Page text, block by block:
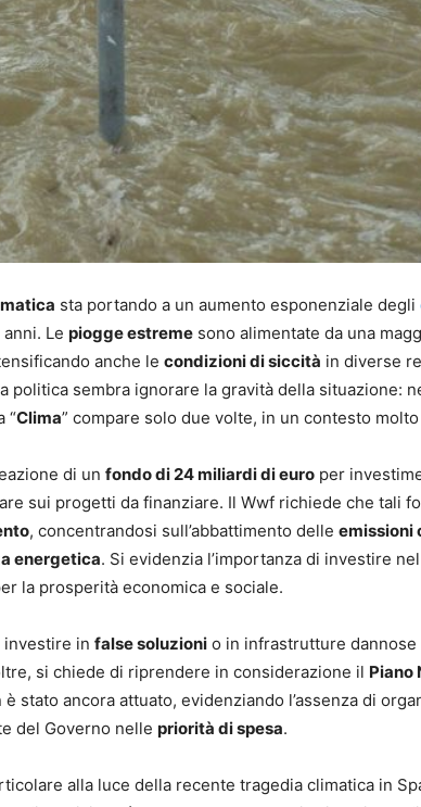
sta portando a un aumento esponenziale degli
Le piogge estreme sono alimentate da una
anche le condizioni di siccità in diverse
politica sembra ignorare la gravità della situazione:
“Clima” compare solo due volte, in un contesto
di un fondo di 24 miliardi di euro per
sui progetti da finanziare. Il Wwf richiede che tali
, concentrandosi sull’abbattimento delle emissioni
energetica. Si evidenzia l’importanza di investire nel
la prosperità economica e sociale.
investire in false soluzioni o in infrastrutture dannose
si chiede di riprendere in considerazione il Piano
stato ancora attuato, evidenziando l’assenza di
del Governo nelle priorità di spesa.
alla luce della recente tragedia climatica in